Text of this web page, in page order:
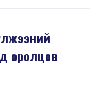
оролцов